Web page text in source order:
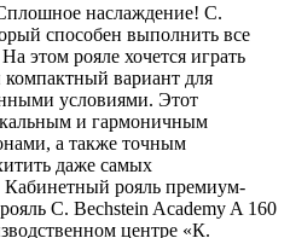
наслаждение! C.
способен выполнить все
этом рояле хочется играть
вариант для
условиями. Этот
и гармоничным
а также точным
даже самых
Кабинетный рояль премиум-
C. Bechstein Academy A 160
центре «К.